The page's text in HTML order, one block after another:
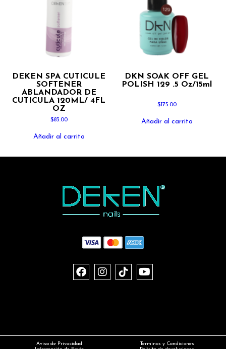
DEKEN SPA CUTICULE
SOFTENER
ABLANDADOR DE
CUTICULA 120ML/ 4FL
OZ
$83.00
Añadir al carrito
DKN SOAK OFF GEL
POLISH 129 .5 Oz/15ml
$175.00
Añadir al carrito
Aviso de Privacidad
Terminos y Condiciones